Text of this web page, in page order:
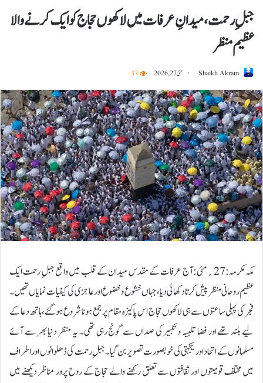
جبلِ رحمت، میدانِ عرفات میں لاکھوں حجاج کو ایک کرنے والا
عظیم منظر
Shaikh Akram مئی 27, 2026 37
مکہ مکرمہ:27؍مئی:آج عرفات کے مقدس میدان کے قلب میں واقع جبلِ رحمت ایک
عظیم روحانی منظر پیش کرتا دکھائی دیا، جہاں خشوع و خضوع اور عاجزی کی کیفیات نمایاں تھیں۔
فجر کی پہلی ساعتوں سے ہی لاکھوں حجاج اس پاکیزہ مقام پر جمع ہونا شروع ہوگئے، ہاتھ دعا کے
لیے بلند تھے اور فضا تلبیہ و تکبیر کی صداں سے گونج رہی تھی۔ یہ منظر دنیا بھر سے آئے
مسلمانوں کے اتحاد اور یکجہتی کی خوبصورت تصویر بن گیا۔جبلِ رحمت کی ڈھلوانوں اور اطراف
میں مختلف قومیتوں اور ثقافتوں سے تعلق رکھنے والے حجاج کے روح پرور مناظر دیکھنے میں